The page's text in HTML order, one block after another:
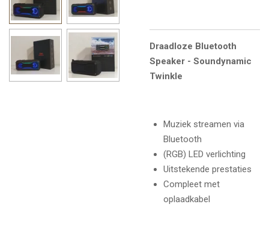
Draadloze Bluetooth
Speaker - Soundynamic
Twinkle
Muziek streamen via
Bluetooth
(RGB) LED verlichting
Uitstekende prestaties
Compleet met
oplaadkabel